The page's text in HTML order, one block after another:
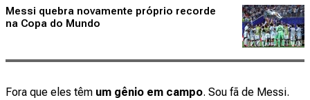
Messi quebra novamente próprio recorde
na Copa do Mundo
Fora que eles têm um gênio em campo. Sou fã de Messi.